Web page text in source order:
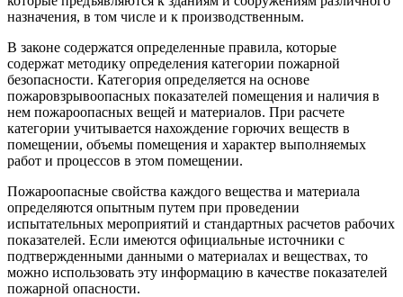
назначения, в том числе и к производственным.
В законе содержатся определенные правила, которые
содержат методику определения категории пожарной
безопасности. Категория определяется на основе
пожаровзрывоопасных показателей помещения и наличия в
нем пожароопасных вещей и материалов. При расчете
категории учитывается нахождение горючих веществ в
помещении, объемы помещения и характер выполняемых
работ и процессов в этом помещении.
Пожароопасные свойства каждого вещества и материала
определяются опытным путем при проведении
испытательных мероприятий и стандартных расчетов рабочих
показателей. Если имеются официальные источники с
подтвержденными данными о материалах и веществах, то
можно использовать эту информацию в качестве показателей
пожарной опасности.